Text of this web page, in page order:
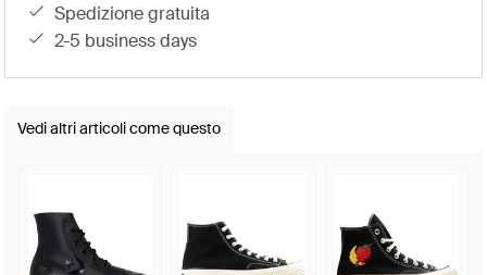
spedizione gratuita
2-5 business days
Vedi altri articoli come questo